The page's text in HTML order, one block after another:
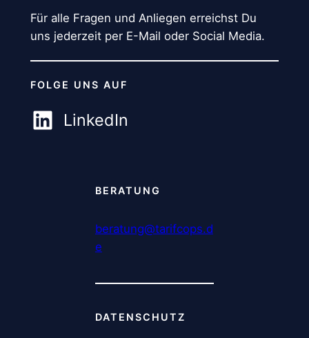
Für alle Fragen und Anliegen erreichst Du
uns jederzeit per E-Mail oder Social Media.
FOLGE UNS AUF
LinkedIn
BERATUNG
beratung@tarifcops.d
e
DATENSCHUTZ